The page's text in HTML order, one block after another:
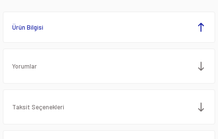
Ürün Bilgisi
Yorumlar
Taksit Seçenekleri